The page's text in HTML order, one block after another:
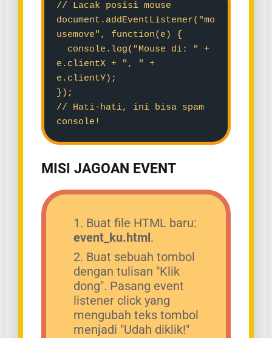
// Lacak posisi mouse
document.addEventListener("mo
usemove", function(e) {
console.log("Mouse di: " +
e.clientX + ", " +
e.clientY);
});
// Hati-hati, ini bisa spam
console!
MISI JAGOAN EVENT
Buat file HTML baru:
event_ku.html.
Buat sebuah tombol
dengan tulisan "Klik
dong". Pasang event
listener click yang
mengubah teks tombol
menjadi "Udah diklik!"